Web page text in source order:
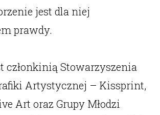
jest dla niej
prawdy.
członkinią Stowarzyszenia
Artystycznej – Kissprint,
Art oraz Grupy Młodzi